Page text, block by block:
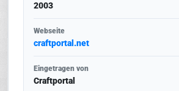
2003
Webseite
craftportal.net
Eingetragen von
Craftportal